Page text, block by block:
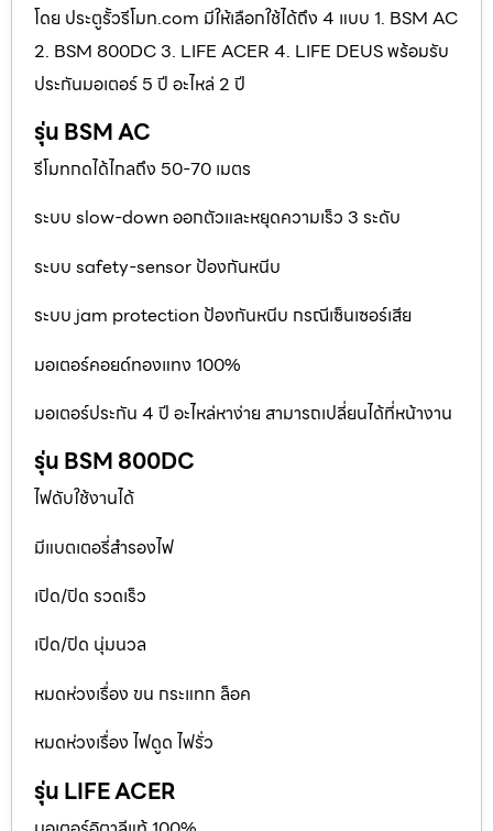
โดย ประตูรั้วรีโมท.com มีให้เลือกใช้ได้ถึง 4 แบบ 1. BSM AC
2. BSM 800DC 3. LIFE ACER 4. LIFE DEUS พร้อมรับ
ประกันมอเตอร์ 5 ปี อะไหล่ 2 ปี
รุ่น BSM AC
รีโมทกดได้ไกลถึง 50-70 เมตร
ระบบ slow-down ออกตัวและหยุดความเร็ว 3 ระดับ
ระบบ safety-sensor ป้องกันหนีบ
ระบบ jam protection ป้องกันหนีบ กรณีเซ็นเซอร์เสีย
มอเตอร์คอยด์ทองแทง 100%
มอเตอร์ประกัน 4 ปี อะไหล่หาง่าย สามารถเปลี่ยนได้ที่หน้างาน
รุ่น BSM 800DC
ไฟดับใช้งานได้
มีแบตเตอรี่สำรองไฟ
เปิด/ปิด รวดเร็ว
เปิด/ปิด นุ่มนวล
หมดห่วงเรื่อง ขน กระแทก ล็อค
หมดห่วงเรื่อง ไฟดูด ไฟรั่ว
รุ่น LIFE ACER